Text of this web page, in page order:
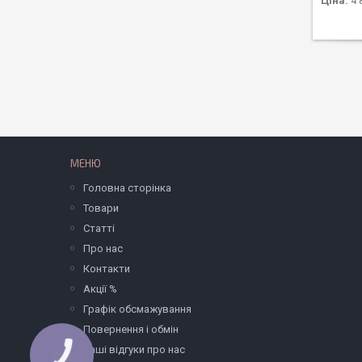
МЕНЮ
Головна сторінка
Товари
Статті
Про нас
Контакти
Акції %
Графік обсмажування
Повернення і обмін
Ваші відгуки про нас